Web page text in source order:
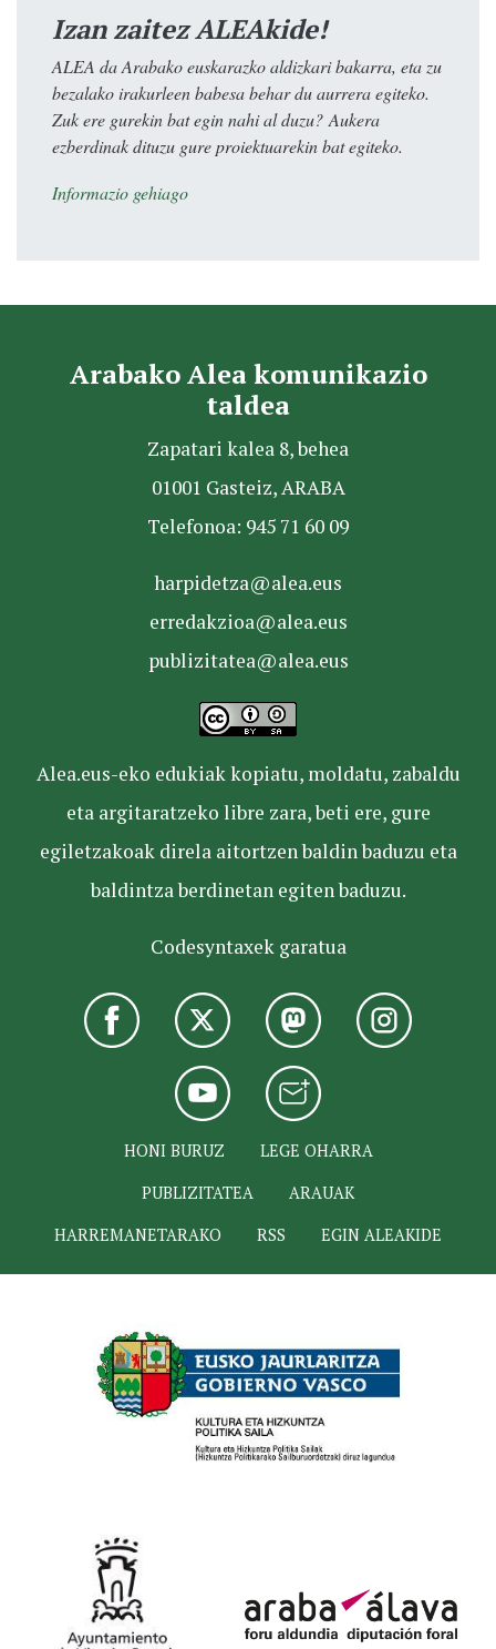
Izan zaitez ALEAkide!
ALEA da Arabako euskarazko aldizkari bakarra, eta zu
bezalako irakurleen babesa behar du aurrera egiteko.
Zuk ere gurekin bat egin nahi al duzu? Aukera
ezberdinak dituzu gure proiektuarekin bat egiteko.
Informazio gehiago
Arabako Alea komunikazio
taldea
Zapatari kalea 8, behea
01001 Gasteiz, ARABA
Telefonoa: 945 71 60 09
harpidetza@alea.eus
erredakzioa@alea.eus
publizitatea@alea.eus
Alea.eus-eko edukiak kopiatu, moldatu, zabaldu
eta argitaratzeko libre zara, beti ere, gure
egiletzakoak direla aitortzen baldin baduzu eta
baldintza berdinetan egiten baduzu.
Codesyntaxek garatua
HONI BURUZ
LEGE OHARRA
PUBLIZITATEA
ARAUAK
HARREMANETARAKO
RSS EGIN ALEAKIDE